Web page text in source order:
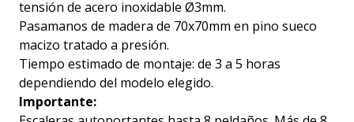
tensión de acero inoxidable Ø3mm.
Pasamanos de madera de 70x70mm en pino sueco
macizo tratado a presión.
Tiempo estimado de montaje: de 3 a 5 horas
dependiendo del modelo elegido.
Importante: